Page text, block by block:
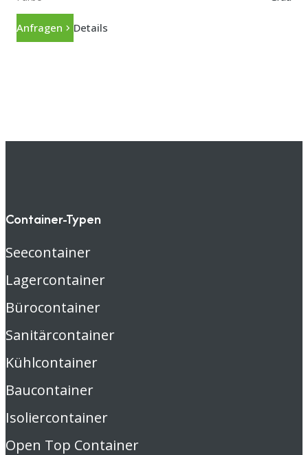
Anfragen Details
Container-Typen
Seecontainer
Lagercontainer
Bürocontainer
Sanitärcontainer
Kühlcontainer
Baucontainer
Isoliercontainer
Open Top Container